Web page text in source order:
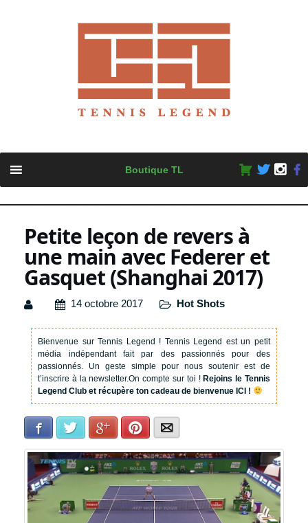
content
Boutique TL
Petite leçon de revers à
une main avec Federer et
Gasquet (Shanghai 2017)
14 octobre 2017 Hot Shots
Bienvenue sur Tennis Legend ! Tennis Legend est un petit
média indépendant fait par des passionnés pour des
passionnés. Un geste simple pour nous soutenir est de
t’inscrire à la newsletter.On compte sur toi !Rejoins le Tennis
Legend Club et récupère ton cadeau de bienvenue ICI !
Facebook Twitter Google+Pinterest